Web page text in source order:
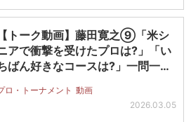
【トーク動画】藤田寛之⑨「米シ
アで衝撃を受けたプロは?」「い
ばん好きなコースは?」一問一答
ロ・トーナメント 動画
2026.03.05